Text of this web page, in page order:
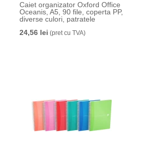
Caiet organizator Oxford Office
Oceanis, A5, 90 file, coperta PP,
diverse culori, patratele
24,56 lei (pret cu TVA)